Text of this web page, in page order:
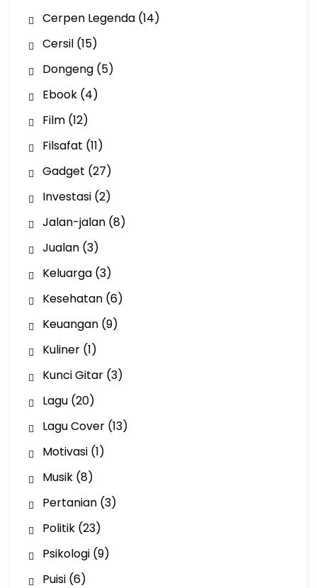
Cerpen Legenda(14)
Cersil(15)
Dongeng(5)
Ebook(4)
Film(12)
Filsafat (11)
Gadget (27)
Investasi(2)
Jalan-jalan(8)
Jualan(3)
Keluarga(3)
Kesehatan(6)
Keuangan(9)
Kuliner(1)
Kunci Gitar(3)
Lagu(20)
Lagu Cover(13)
Motivasi(1)
Musik(8)
Pertanian(3)
Politik(23)
Psikologi(9)
Puisi(6)